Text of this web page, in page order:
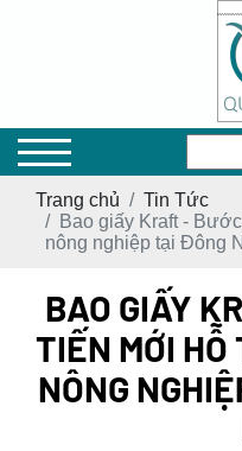
Trang chủ
Tin Tức
Bao giấy Kraft -
nông nghiệp tại Đông
BAO GIẤY
TIẾN MỚI HỖ
NÔNG